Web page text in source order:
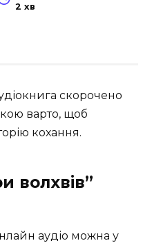
2 хв
скорочено
варто, щоб
кохання.
волхвів”
аудіо можна у